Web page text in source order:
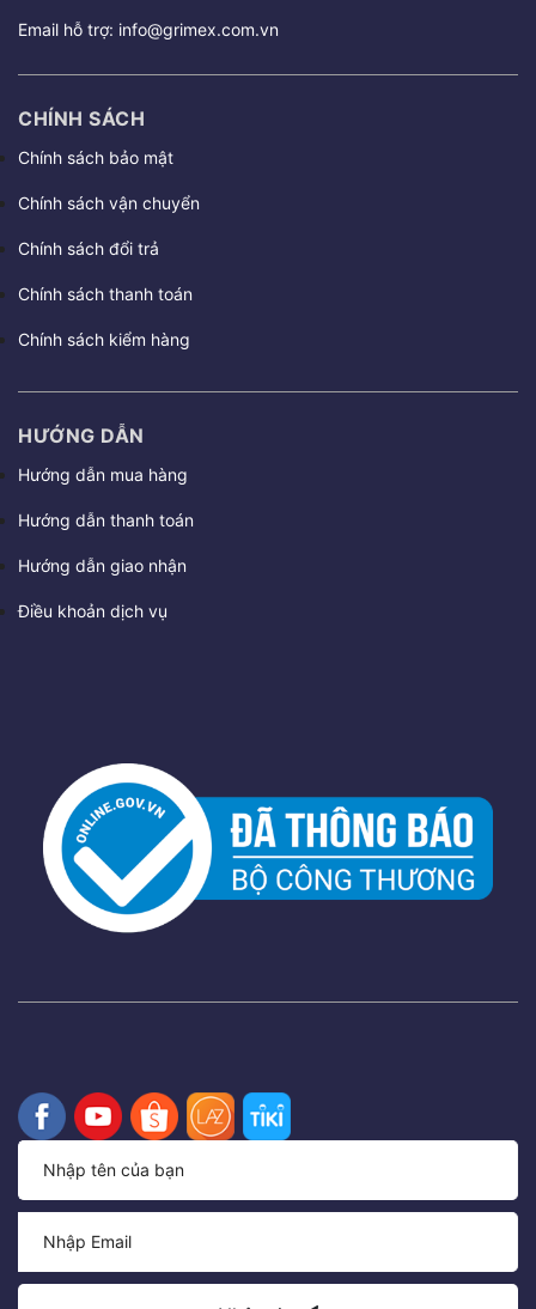
Email hỗ trợ: info@grimex.com.vn
CHÍNH SÁCH
Chính sách bảo mật
Chính sách vận chuyển
Chính sách đổi trả
Chính sách thanh toán
Chính sách kiểm hàng
HƯỚNG DẪN
Hướng dẫn mua hàng
Hướng dẫn thanh toán
Hướng dẫn giao nhận
Điều khoản dịch vụ